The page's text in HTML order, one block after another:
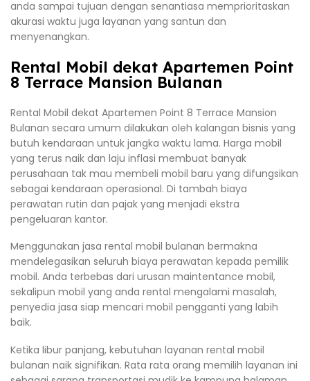
anda sampai tujuan dengan senantiasa memprioritaskan
akurasi waktu juga layanan yang santun dan
menyenangkan.
Rental Mobil dekat Apartemen Point
8 Terrace Mansion Bulanan
Rental Mobil dekat Apartemen Point 8 Terrace Mansion
Bulanan secara umum dilakukan oleh kalangan bisnis yang
butuh kendaraan untuk jangka waktu lama. Harga mobil
yang terus naik dan laju inflasi membuat banyak
perusahaan tak mau membeli mobil baru yang difungsikan
sebagai kendaraan operasional. Di tambah biaya
perawatan rutin dan pajak yang menjadi ekstra
pengeluaran kantor.
Menggunakan jasa rental mobil bulanan bermakna
mendelegasikan seluruh biaya perawatan kepada pemilik
mobil. Anda terbebas dari urusan maintentance mobil,
sekalipun mobil yang anda rental mengalami masalah,
penyedia jasa siap mencari mobil pengganti yang labih
baik.
Ketika libur panjang, kebutuhan layanan rental mobil
bulanan naik signifikan. Rata rata orang memilih layanan ini